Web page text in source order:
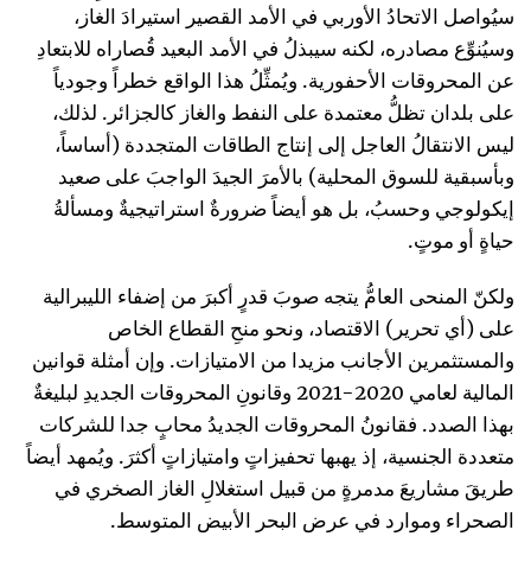
سيُواصل الاتحادُ الأوربي في الأمد القصير استيرادَ الغاز،
وسيُنوِّع مصادره، لكنه سيبذلُ في الأمد البعيد قُصاراه للابتعادِ
عن المحروقات الأحفورية. ويُمثِّلُ هذا الواقع خطراً وجودياً
على بلدان تظلُّ معتمدة على النفط والغاز كالجزائر. لذلك،
ليس الانتقالُ العاجل إلى إنتاج الطاقات المتجددة (أساساً،
وبأسبقية للسوق المحلية) بالأمرَ الجيدَ الواجبَ على صعيد
إيكولوجي وحسبُ، بل هو أيضاً ضرورةٌ استراتيجيةٌ ومسألةُ
حياةٍ أو موتٍ.
ولكنّ المنحى العامُّ يتجه صوبَ قدرٍ أكبرَ من إضفاء الليبرالية
على (أي تحرير) الاقتصاد، ونحو منحِ القطاع الخاص
والمستثمرين الأجانب مزيدا من الامتيازات. وإن أمثلة قوانين
المالية لعامي 2020-2021 وقانونِ المحروقات الجديدِ لبليغةٌ
بهذا الصدد. فقانونُ المحروقات الجديدُ محابٍ جدا للشركات
متعددة الجنسية، إذ يهبها تحفيزاتٍ وامتيازاتٍ أكثرَ. ويُمهد أيضاً
طريقَ مشاريعَ مدمرةٍ من قبيل استغلالِ الغاز الصخري في
الصحراء وموارد في عرض البحر الأبيض المتوسط.